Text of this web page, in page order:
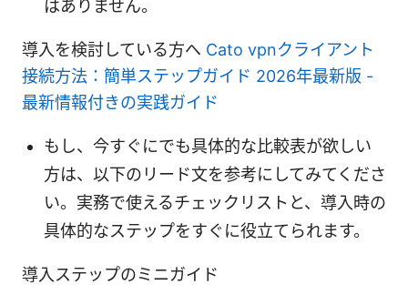
はありません。
導入を検討している方へ Cato vpnクライアント
接続方法：簡単ステップガイド 2026年最新版 -
最新情報付きの実践ガイド
もし、今すぐにでも具体的な比較表が欲しい
方は、以下のリード文を参考にしてみてくださ
い。実務で使えるチェックリストと、導入時の
具体的なステップをすぐに役立てられます。
導入ステップのミニガイド